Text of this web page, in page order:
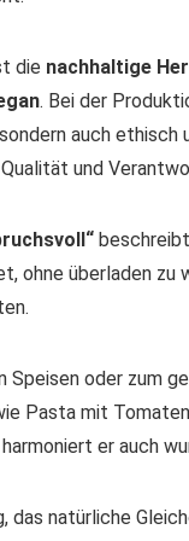
die nachhaltige
. Bei der
auch
und
ohne überladen
Speisen oder zum
Pasta mit
er auch
das natürliche